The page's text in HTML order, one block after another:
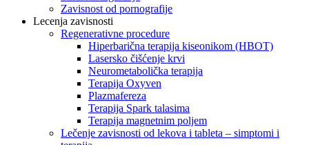
Zavisnost od pornografije
Lecenja zavisnosti
Regenerativne procedure
Hiperbarična terapija kiseonikom (HBOT)
Lasersko čišćenje krvi
Neurometabolička terapija
Terapija Oxyven
Plazmafereza
Terapija Spark talasima
Terapija magnetnim poljem
Lečenje zavisnosti od lekova i tableta – simptomi i